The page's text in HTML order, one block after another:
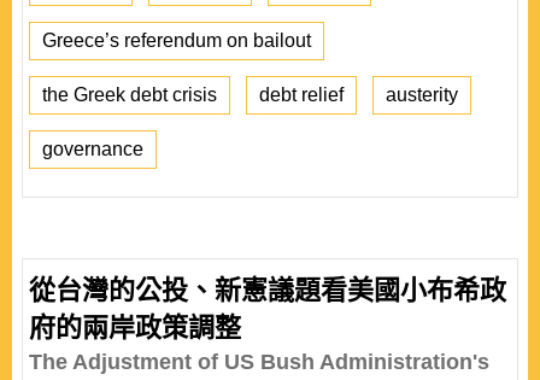
Greece’s referendum on bailout
the Greek debt crisis debt relief austerity
governance
從台灣的公投、新憲議題看美國小布希政
府的兩岸政策調整
The Adjustment of US Bush Administration's